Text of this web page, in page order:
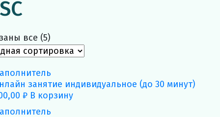
все (5)
занятие индивидуальное (до 30 минут)
₽ В корзину